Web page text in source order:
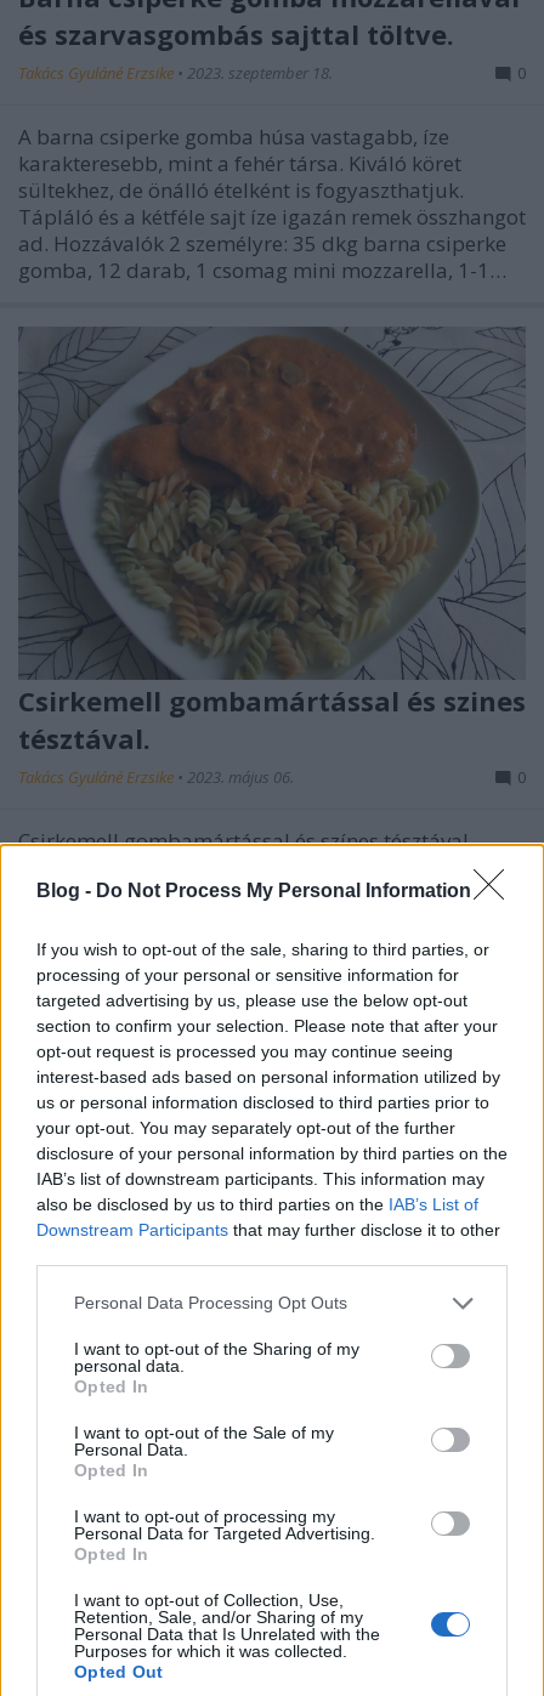
Blog - Do Not Process My Personal Information
If you wish to opt-out of the sale, sharing to third parties, or
processing of your personal or sensitive information for
targeted advertising by us, please use the below opt-out
section to confirm your selection. Please note that after your
opt-out request is processed you may continue seeing
interest-based ads based on personal information utilized by
us or personal information disclosed to third parties prior to
your opt-out. You may separately opt-out of the further
disclosure of your personal information by third parties on the
IAB’s list of downstream participants. This information may
also be disclosed by us to third parties on the IAB’s List of
Downstream Participants that may further disclose it to other
Please note that this website/app uses one or more Google
not limited to your visit or usage behaviour. You may click to
grant or deny consent to Google and its third-party tags to
use your data for below specified purposes in below Google
consent section.
Personal Data Processing Opt Outs
I want to opt-out of the Sharing of my
personal data.
Opted In
I want to opt-out of the Sale of my
Personal Data.
Opted In
I want to opt-out of processing my
Personal Data for Targeted Advertising.
Opted In
I want to opt-out of Collection, Use,
Retention, Sale, and/or Sharing of my
Personal Data that Is Unrelated with the
Purposes for which it was collected.
Opted Out
és szarvasgombás sajttal töltve.
Takács Gyuláné Erzsike • 2023. szeptember 18. 0
A barna csiperke gomba húsa vastagabb, íze
karakteresebb, mint a fehér társa. Kiváló köret
sültekhez, de önálló ételként is fogyaszthatjuk.
Tápláló és a kétféle sajt íze igazán remek összhangot
ad. Hozzávalók 2 személyre: 35 dkg barna csiperke
gomba, 12 darab, 1 csomag mini mozzarella, 1-1…
Csirkemell gombamártással és szines
tésztával.
Takács Gyuláné Erzsike • 2023. május 06. 0
Csirkemell gombamártással és színes tésztával
bátor nyúl módra. A sokak szerint száraz csirkemell
filét tegyük ízesebbé, színesebbé. Remélem, sokan
személyre: 70 dkg csirkemell filé só, frissen őrölt
tarka bors (az íze karakteresebb),…
Tésztaköpenybe zárt zöldségek.
Takács Gyuláné Erzsike•2023. március 17.
Tésztaköpenybe zárt zöldségek. Melegen és hidegen
egyaránt finom étel, a zöldségeken tetszés szerint
változtathatunk. Nagyon praktikus recept.
Elkészítése egyszerű. Hozzávalók 4 személyre: 1
csomag leveles tészta, 40 dkg brokkoli (helyette
vegyes zöldséget is használhatunk) 25 dkg gomba,…